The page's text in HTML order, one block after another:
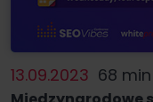
13.09.2023 68 min